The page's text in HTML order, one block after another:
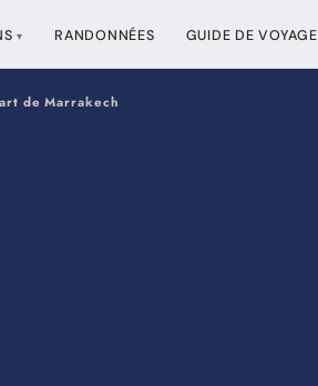
RANDONNÉES GUIDE DE VOYAGE
de Marrakech